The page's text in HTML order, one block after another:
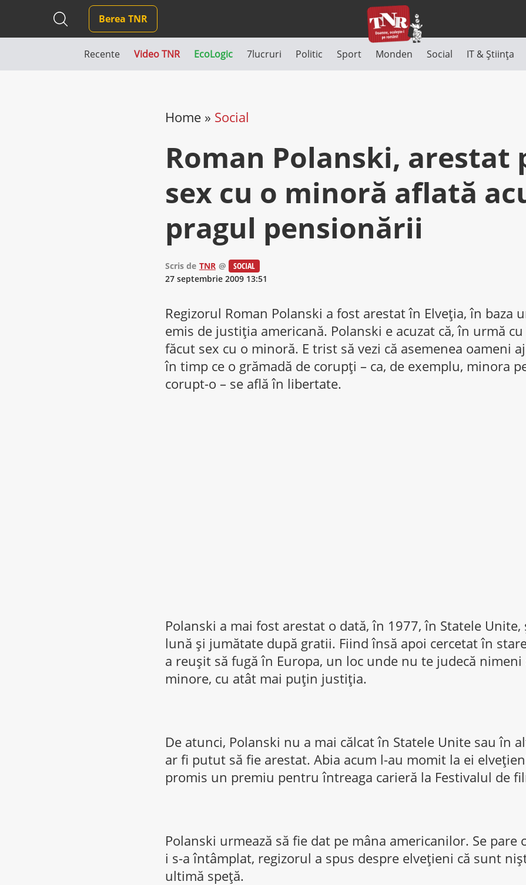
Berea TNR
Recente Video TNR EcoLogic 7lucruri Politic Sport Monden Social IT & Știința
Home» Social
Roman Polanski, arestat
sex cu o minoră aflată
pragul pensionării
Scris de TNR @
SOCIAL
27 septembrie 2009 13:51
Regizorul Roman Polanski a fost arestat în Elveţia, în baza
emis de justiţia americană. Polanski e acuzat că, în urmă
făcut sex cu o minoră. E trist să vezi că asemenea oameni
în timp ce o grămadă de corupţi – ca, de exemplu, minora
corupt-o – se află în libertate.
Polanski a mai fost arestat o dată, în 1977, în Statele
lună şi jumătate după gratii. Fiind însă apoi cercetat în
a reuşit să fugă în Europa, un loc unde nu te judecă nimeni
minore, cu atât mai puţin justiţia.
De atunci, Polanski nu a mai călcat în Statele Unite sau în
ar fi putut să fie arestat. Abia acum l-au momit la ei
promis un premiu pentru întreaga carieră la Festivalul de
Polanski urmează să fie dat pe mâna americanilor. Se pare
i s-a întâmplat, regizorul a spus despre elveţieni că sunt
ultimă speţă.